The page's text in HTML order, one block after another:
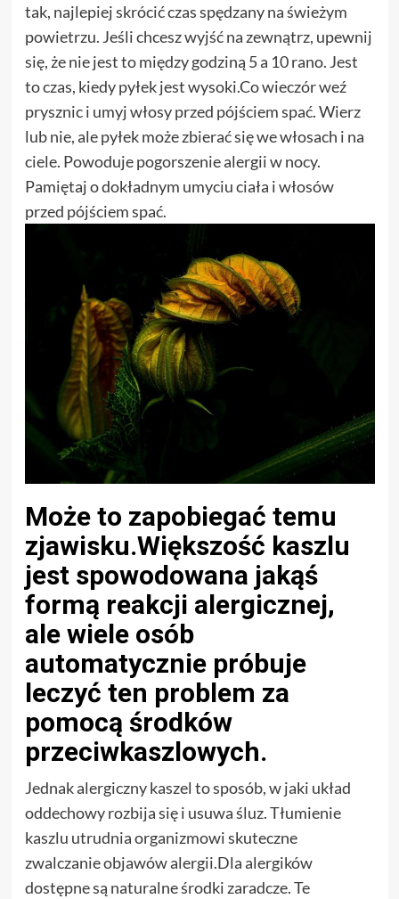
tak, najlepiej skrócić czas spędzany na świeżym
powietrzu. Jeśli chcesz wyjść na zewnątrz, upewnij
się, że nie jest to między godziną 5 a 10 rano. Jest
to czas, kiedy pyłek jest wysoki.Co wieczór weź
prysznic i umyj włosy przed pójściem spać. Wierz
lub nie, ale pyłek może zbierać się we włosach i na
ciele. Powoduje pogorszenie alergii w nocy.
Pamiętaj o dokładnym umyciu ciała i włosów
przed pójściem spać.
Może to zapobiegać temu
zjawisku.Większość kaszlu
jest spowodowana jakąś
formą reakcji alergicznej,
ale wiele osób
automatycznie próbuje
leczyć ten problem za
pomocą środków
przeciwkaszlowych.
Jednak alergiczny kaszel to sposób, w jaki układ
oddechowy rozbija się i usuwa śluz. Tłumienie
kaszlu utrudnia organizmowi skuteczne
zwalczanie objawów alergii.Dla alergików
dostępne są naturalne środki zaradcze. Te